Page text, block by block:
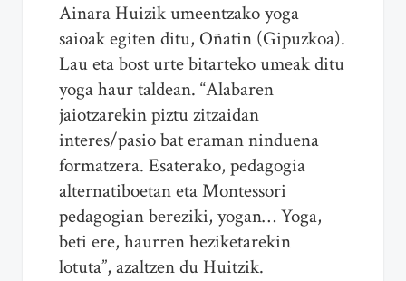
Ainara Huizik umeentzako yoga
saioak egiten ditu, Oñatin (Gipuzkoa).
Lau eta bost urte bitarteko umeak ditu
yoga haur taldean. “Alabaren
jaiotzarekin piztu zitzaidan
interes/pasio bat eraman ninduena
formatzera. Esaterako, pedagogia
alternatiboetan eta Montessori
pedagogian bereziki, yogan… Yoga,
beti ere, haurren heziketarekin
lotuta”, azaltzen du Huitzik.